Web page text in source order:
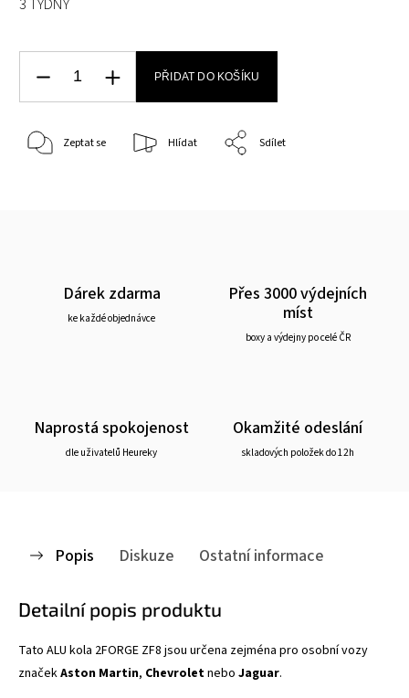
PŘIDAT DO KOŠÍKU
Zeptat se Hlídat Sdílet
Dárek zdarma
ke každé objednávce
Přes 3000 výdejních
míst
boxy a výdejny po celé ČR
Naprostá spokojenost
dle uživatelů Heureky
Okamžité odeslání
skladových položek do 12h
Popis Diskuze Ostatní informace
Detailní popis produktu
Tato ALU kola 2FORGE ZF8 jsou určena zejména pro osobní vozy
značekAston Martin, Chevroletnebo Jaguar.